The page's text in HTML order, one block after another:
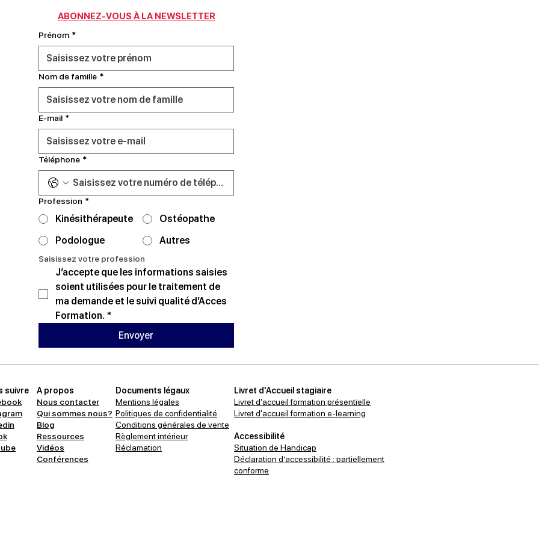
ABONNEZ-VOUS À LA NEWSLETTER
Prénom *
Nom de famille *
E‑mail *
Téléphone *
Profession *
Kinésithérapeute
Ostéopathe
Podologue
Autres
Saisissez votre profession
J’accepte que les informations saisies
soient utilisées pour le traitement de
ma demande et le suivi qualité d’Acces
Formation. *
Envoyer
suivre
A propos
Nous contacter
Qui sommes nous?
Blog
Ressources
Vidéos
Conférences
Documents légaux
Mentions légales
Politiques de confidentialité
Conditions générales de vente
Règlement intérieur
Réclamation
Livret d'Accueil stagiaire
Livret d'accueil formation présentielle
Livret d'accueil formation e-learning
Accessibilité
Situation de Handicap
Déclaration d’accessibilité : partiellement
conforme